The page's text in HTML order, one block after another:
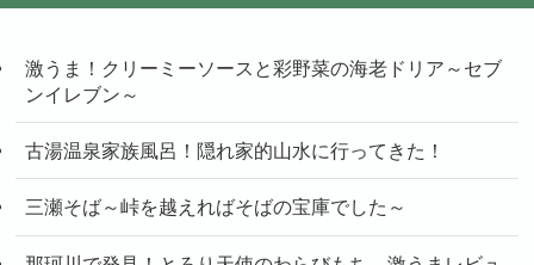
激うま！クリーミーソースと彩野菜の海老ドリア～セブ
ンイレブン～
古湯温泉家族風呂！隠れ家的山水に行ってきた！
三瀬そば～峠を越えればそばの宝庫でした～